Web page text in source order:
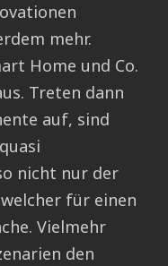
mehr.
Home und Co.
Treten dann
auf, sind
nicht nur der
für einen
Vielmehr
den